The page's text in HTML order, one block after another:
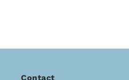
Contact